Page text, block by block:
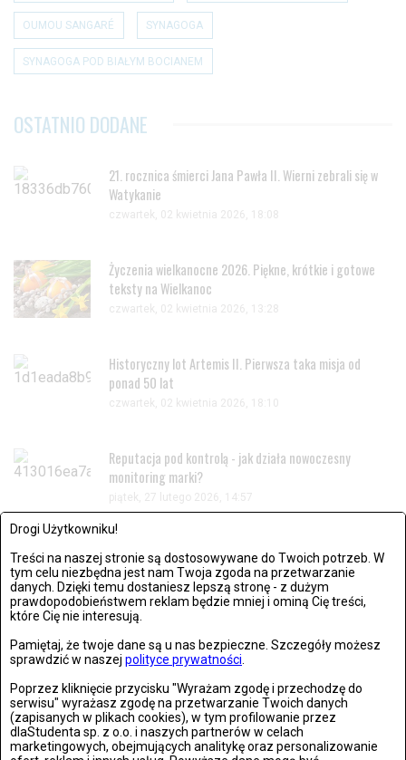
Drogi Użytkowniku!
Treści na naszej stronie są dostosowywane do Twoich potrzeb. W
tym celu niezbędna jest nam Twoja zgoda na przetwarzanie
danych. Dzięki temu dostaniesz lepszą stronę - z dużym
prawdopodobieństwem reklam będzie mniej i ominą Cię treści,
które Cię nie interesują.
Pamiętaj, że twoje dane są u nas bezpieczne. Szczegóły możesz
sprawdzić w naszej polityce prywatności
Poprzez kliknięcie przycisku "Wyrażam zgodę i przechodzę do
serwisu" wyrażasz zgodę na przetwarzanie Twoich danych
(zapisanych w plikach cookies), w tym profilowanie przez
dlaStudenta sp. z o.o. i naszych partnerów w celach
marketingowych, obejmujących analitykę oraz personalizowanie
OUMOU SANGARÉ SYNAGOGA
SYNAGOGA POD BIAŁYM BOCIANEM
OSTATNIO DODANE
21. rocznica śmierci Jana Pawła II. Wierni zebrali się w
Watykanie
czwartek, 02 kwietnia 2026, 18:08
Życzenia wielkanocne 2026. Piękne, krótkie i gotowe
teksty na Wielkanoc
czwartek, 02 kwietnia 2026, 13:28
Historyczny lot Artemis II. Pierwsza taka misja od
ponad 50 lat
czwartek, 02 kwietnia 2026, 18:10
Reputacja pod kontrolą - jak działa nowoczesny
monitoring marki?
piątek, 27 lutego 2026, 14:57
Niezawodny, pancerny smartfon – wybór dla
wymagających
środa, 25 lutego 2026, 13:45